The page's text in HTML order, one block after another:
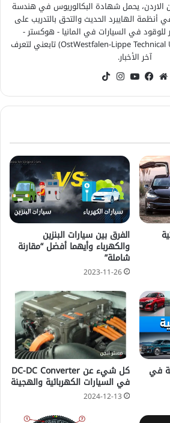
يحمل شهادة البكالوريوس في هندسة
أنظمة الهايبرد الحديث والتحق بالتدريب على
للوقود في السيارات في المانيا - هوكستر -
الجامعة التقنية (OstWestfalen-Lippe Technical University) تابعني لتعرف
آخر الأخبار.
موقعفيسبوك‫YouTubeانستقرام
الفرق بين سيارات البنزين
والكهرباء وأيهما أفضل “مقارنة
شاملة”
2023-11-26
في كل شيء عن DC-DC Converter
في السيارات الكهربائية والهجينة
2024-12-13